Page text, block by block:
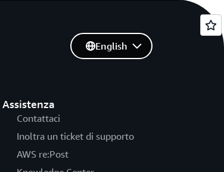
Assistenza
Contattaci
Inoltra un ticket di supporto
AWS re:Post
English